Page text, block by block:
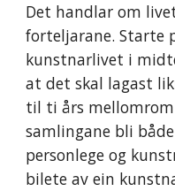
Det handlar om
forteljarane. Starte
kunstnarlivet i
at det skal lagast
til ti års mellomrom
samlingane bli
personlege og
bilete av ein